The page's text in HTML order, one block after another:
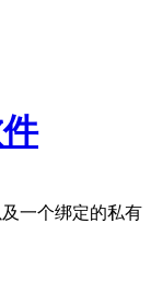
一个绑定的私有